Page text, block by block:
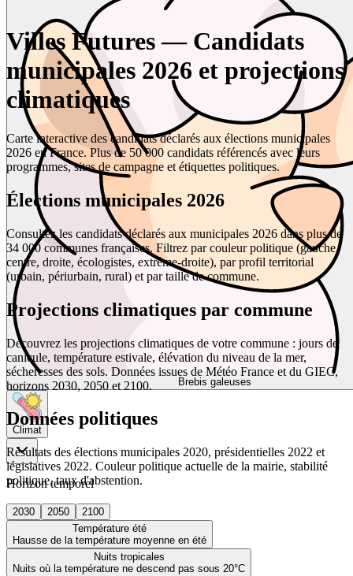
Brebis galeuses
Climat
Horizon temporel
2030 2050
2100
Température été
Hausse de la température moyenne en été
Nuits tropicales
Nuits où la température ne descend pas sous 20°C
Villes Futures — Candidats
municipales 2026 et projections
climatiques
Carte interactive des candidats déclarés aux élections municipales
2026 en France. Plus de 50 000 candidats référencés avec leurs
programmes, sites de campagne et étiquettes politiques.
Élections municipales 2026
Consultez les candidats déclarés aux municipales 2026 dans plus de
34 000 communes françaises. Filtrez par couleur politique (gauche,
centre, droite, écologistes, extrême-droite), par profil territorial
(urbain, périurbain, rural) et par taille de commune.
Projections climatiques par commune
Découvrez les projections climatiques de votre commune : jours de
canicule, température estivale, élévation du niveau de la mer,
sécheresses des sols. Données issues de Météo France et du GIEC,
horizons 2030, 2050 et 2100.
Données politiques
Résultats des élections municipales 2020, présidentielles 2022 et
législatives 2022. Couleur politique actuelle de la mairie, stabilité
politique, taux d'abstention.